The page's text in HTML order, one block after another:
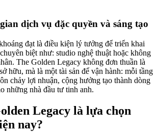
dịch vụ đặc quyền và sáng tạo
đạt là điều kiện lý tưởng để triển khai
biệt như: studio nghệ thuật hoặc không
The Golden Legacy không đơn thuần là
hữu, mà là một tài sản để vận hành: mỗi tầng
chảy lợi nhuận, cộng hưởng tạo thành dòng
những nhà đầu tư tinh anh.
Legacy là lựa chọn
nay?